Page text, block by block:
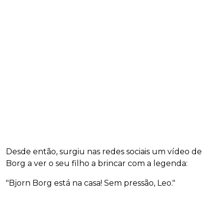
Desde então, surgiu nas redes sociais um vídeo de
Borg a ver o seu filho a brincar com a legenda:
"Bjorn Borg está na casa! Sem pressão, Leo."